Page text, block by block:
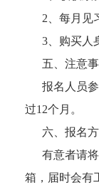
2、每月见习
3、购买人
五、注意事
报名人员参
过12个月。
六、报名方
有意者请
箱，届时会有